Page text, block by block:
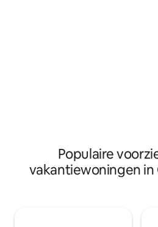
Populaire
vakantiewoningen in